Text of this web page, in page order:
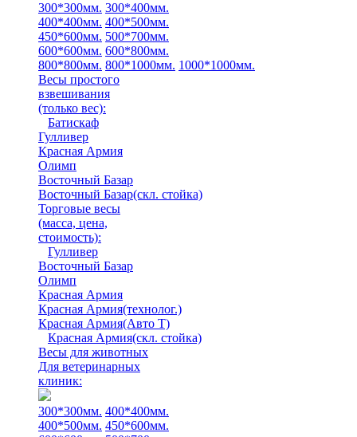
300*300мм. 300*400мм.
400*400мм. 400*500мм.
450*600мм. 500*700мм.
600*600мм. 600*800мм.
800*800мм. 800*1000мм. 1000*1000мм.
Весы простого
взвешивания
(только вес):
Батискаф
Гулливер
Красная Армия
Олимп
Восточный Базар
Восточный Базар(скл. стойка)
Торговые весы
(масса, цена,
стоимость):
Гулливер
Восточный Базар
Олимп
Красная Армия
Красная Армия(технолог.)
Красная Армия(Авто Т)
Красная Армия(скл. стойка)
Весы для животных
Для ветеринарных
клиник:
300*300мм. 400*400мм.
400*500мм. 450*600мм.